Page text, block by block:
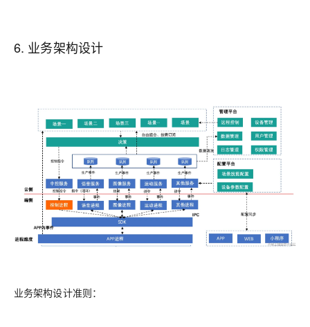
6. 业务架构设计
业务架构设计准则：